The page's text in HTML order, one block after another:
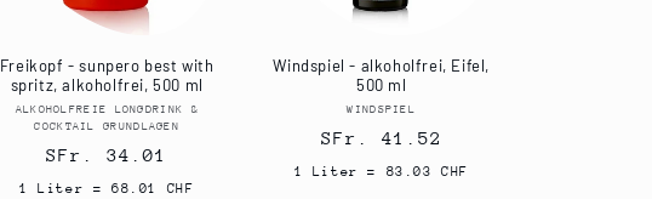
Freikopf - sunpero best with
spritz, alkoholfrei, 500 ml
Anbieter:
ALKOHOLFREIE LONGDRINK &
COCKTAIL GRUNDLAGEN
Normaler
Preis
SFr. 34.01
1 Liter = 68.01 CHF
Windspiel - alkoholfrei, Eifel,
500 ml
Anbieter:
WINDSPIEL
Normaler
Preis
SFr. 41.52
1 Liter = 83.03 CHF